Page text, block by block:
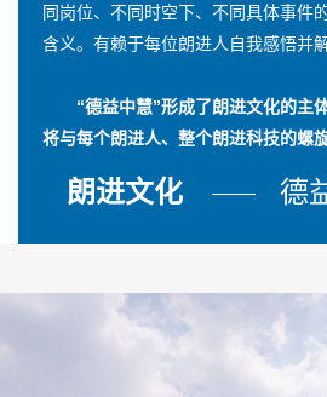
同岗位、不同时空下、不同具体事件
含义。有赖于每位朗进人自我感悟并解
“德益中慧”形成了朗进文化的主
将与每个朗进人、整个朗进科技的螺
朗进文化 德